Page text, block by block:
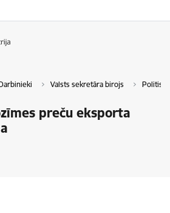
Valsts sekretāra birojs
preču eksporta